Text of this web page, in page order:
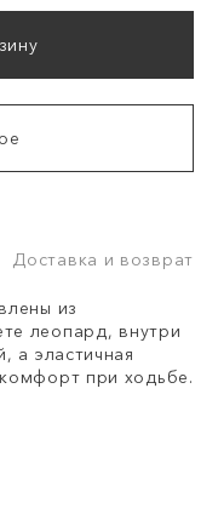
Доставка и возврат
из
леопард, внутри
а эластичная
при ходьбе.